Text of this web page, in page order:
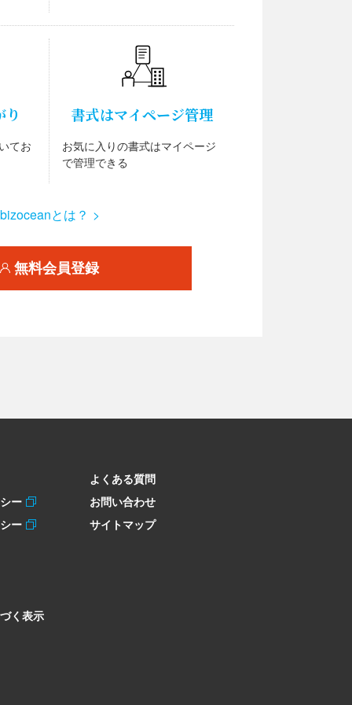
てお
書式はマイページ管理
お気に入りの書式はマイページ
で管理できる
bizoceanとは？ >
無料会員登録
ー
ー
く表示
よくある質問
お問い合わせ
サイトマップ